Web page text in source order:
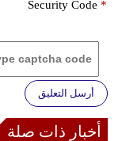
Security Code *
أرسل التعليق
أخبار ذات صلة